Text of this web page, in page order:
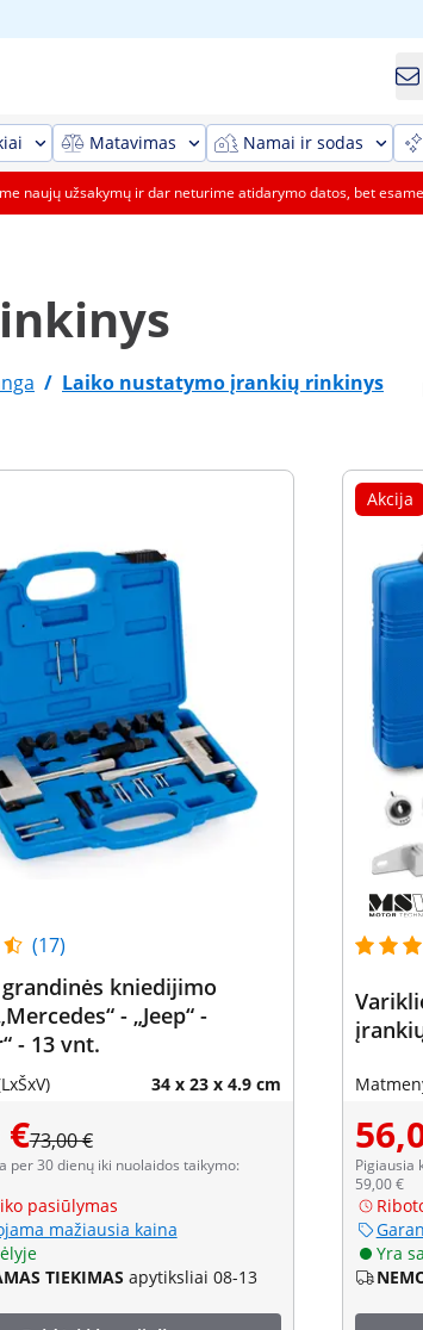
Matavimas Namai ir sodas
naujų užsakymų ir dar neturime atidarymo datos, bet
/ Laiko nustatymo įrankių rinkinys
(17)
kniedijimo
- „Jeep“ -
- 13 vnt.
34 x 23 x 4.9 cm
€73,00 €
per 30 dienų iki nuolaidos taikymo:
pasiūlymas
mažiausia kaina
TIEKIMAS apytiksliai 08-13
Akcija
Pigiausia
59,00 €
Yra